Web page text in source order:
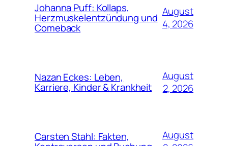
Johanna Puff: Kollaps,
Herzmuskelentzündung und
Comeback
August
4, 2026
Nazan Eckes: Leben,
Karriere, Kinder & Krankheit
August
2, 2026
Carsten Stahl: Fakten,
August